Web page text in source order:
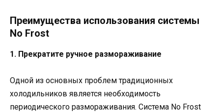
Преимущества использования системы
No Frost
1. Прекратите ручное размораживание
Одной из основных проблем традиционных
холодильников является необходимость
периодического размораживания. Система No Frost